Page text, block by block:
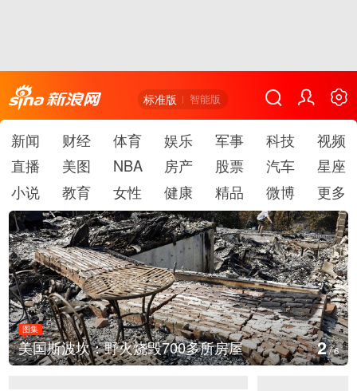
标准版 智能版
新闻 财经 体育 娱乐 军事 科技
视频
直播
美图 NBA 房产 股票 汽车
星座
小说
教育 女性 健康 精品 微博 更多
图集
美国斯波坎：野火烧毁700多所房屋 3/6